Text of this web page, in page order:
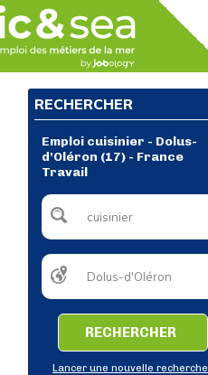
RECHERCHER
Emploi cuisinier - Dolus-
d'Oléron (17) - France
Travail
RECHERCHER
Lancer une nouvelle recherche